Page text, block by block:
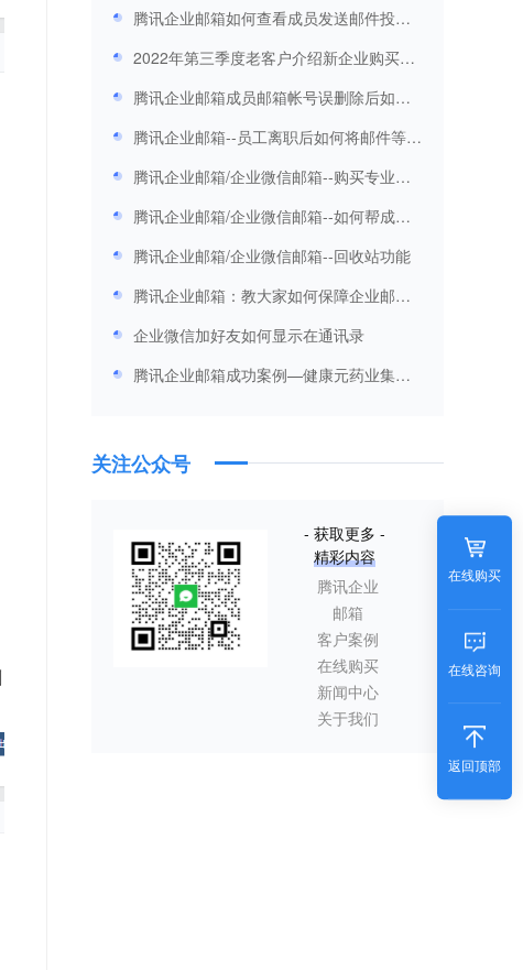
腾讯企业邮箱如何查看成员发送邮件投递
状态和登录记录？
2022年第三季度老客户介绍新企业购买腾
讯企业邮箱的优惠促销方案
腾讯企业邮箱成员邮箱帐号误删除后如何
恢复？
腾讯企业邮箱--员工离职后如何将邮件等信
息移交其他人管理？
腾讯企业邮箱/企业微信邮箱--购买专业版
后如何分配取消和查看企业通讯录VIP账号
腾讯企业邮箱/企业微信邮箱--如何帮成员
创建邮箱和登录员工邮箱
腾讯企业邮箱/企业微信邮箱--回收站功能
腾讯企业邮箱：教大家如何保障企业邮箱
的安全措施
企业微信加好友如何显示在通讯录
腾讯企业邮箱成功案例—健康元药业集团
关注公众号
- 获取更多 -
精彩内容
腾讯企业
邮箱
客户案例
在线购买
新闻中心
关于我们
在线购买
在线咨询
返回顶部